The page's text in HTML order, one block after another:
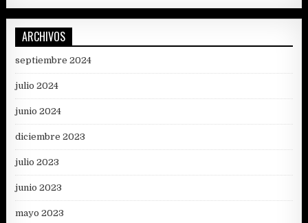
ARCHIVOS
septiembre 2024
julio 2024
junio 2024
diciembre 2023
julio 2023
junio 2023
mayo 2023